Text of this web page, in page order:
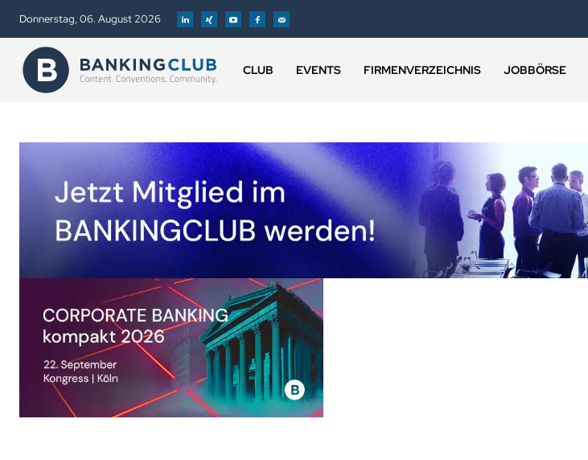
Donnerstag, 06. August 2026
CLUB EVENTS FIRMENVERZEICHNIS JOBBÖRSE